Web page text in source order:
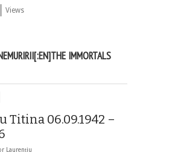
Views
IMMORTALS
Titina 06.09.1942 –
Laurențiu